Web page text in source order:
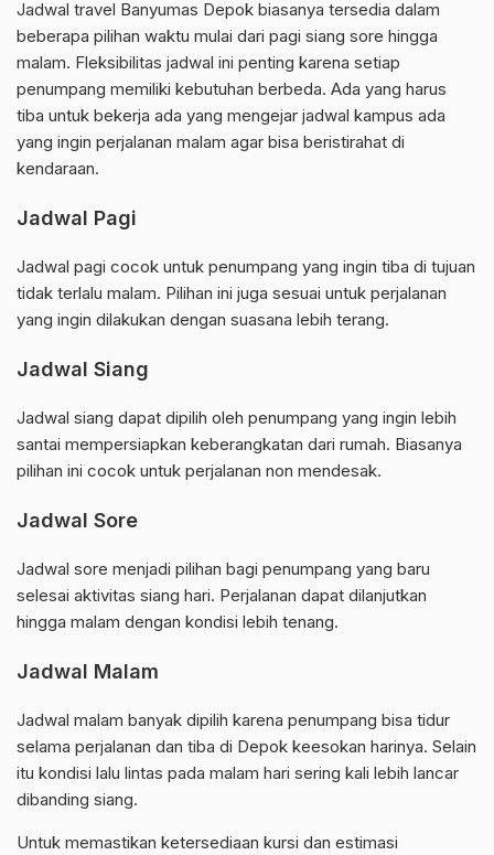
Jadwal travel Banyumas Depok biasanya tersedia dalam
beberapa pilihan waktu mulai dari pagi siang sore hingga
malam. Fleksibilitas jadwal ini penting karena setiap
penumpang memiliki kebutuhan berbeda. Ada yang harus
tiba untuk bekerja ada yang mengejar jadwal kampus ada
yang ingin perjalanan malam agar bisa beristirahat di
kendaraan.
Jadwal Pagi
Jadwal pagi cocok untuk penumpang yang ingin tiba di tujuan
tidak terlalu malam. Pilihan ini juga sesuai untuk perjalanan
yang ingin dilakukan dengan suasana lebih terang.
Jadwal Siang
Jadwal siang dapat dipilih oleh penumpang yang ingin lebih
santai mempersiapkan keberangkatan dari rumah. Biasanya
pilihan ini cocok untuk perjalanan non mendesak.
Jadwal Sore
Jadwal sore menjadi pilihan bagi penumpang yang baru
selesai aktivitas siang hari. Perjalanan dapat dilanjutkan
hingga malam dengan kondisi lebih tenang.
Jadwal Malam
Jadwal malam banyak dipilih karena penumpang bisa tidur
selama perjalanan dan tiba di Depok keesokan harinya. Selain
itu kondisi lalu lintas pada malam hari sering kali lebih lancar
dibanding siang.
Untuk memastikan ketersediaan kursi dan estimasi